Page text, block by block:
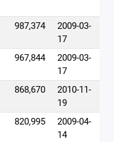
987,374
2009-03-
17
967,844
2009-03-
17
868,670
2010-11-
19
820,995
2009-04-
14